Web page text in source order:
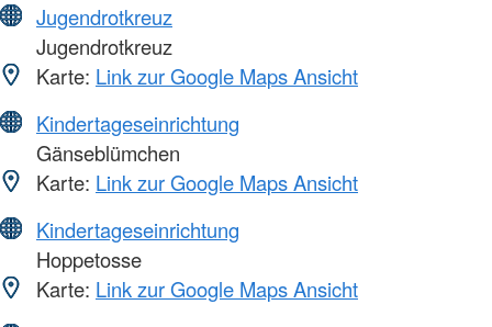
Jugendrotkreuz
Jugendrotkreuz
Karte: Link zur Google Maps Ansicht
Kindertageseinrichtung
Gänseblümchen
Karte: Link zur Google Maps Ansicht
Kindertageseinrichtung
Hoppetosse
Karte: Link zur Google Maps Ansicht